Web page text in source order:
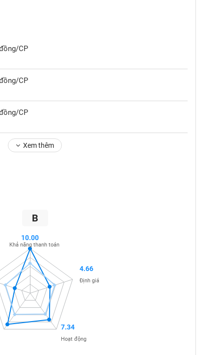
CP
CP
CP
Xem thêm
B
10.00
Khả năng thanh toán
4.66
Định giá
7.34
Hoạt động